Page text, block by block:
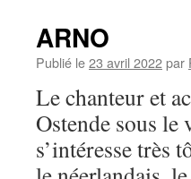
ARNO
Publié le23 avril 2022par
Le chanteur et
Ostende sous
s’intéresse très